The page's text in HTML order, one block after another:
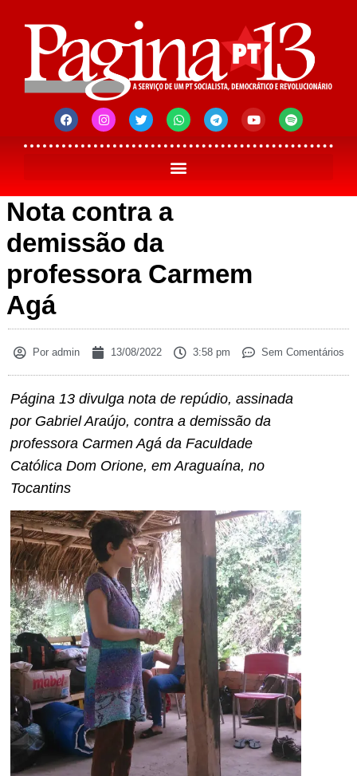
Nota contra a
demissão da
professora Carmem
Agá
Poradmin 13/08/2022 3:58 pm Sem Comentários
Página 13 divulga nota de repúdio, assinada
por Gabriel Araújo, contra a demissão da
professora Carmen Agá da Faculdade
Católica Dom Orione, em Araguaína, no
Tocantins